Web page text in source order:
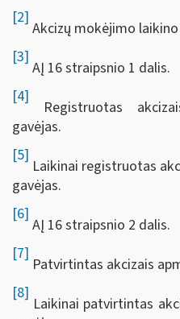
[2]
Akcizų mokėjimo
[3]
AĮ 16 straipsnio 1 dalis.
[4]
Registruotas
gavėjas.
[5]
Laikinai registruotas
gavėjas.
[6]
AĮ 16 straipsnio 2 dalis.
[7]
Patvirtintas akcizais
[8]
Laikinai patvirtintas